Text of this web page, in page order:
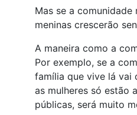
Mas se a
meninas crescerão
A maneira como a
Por exemplo, se a
família que vive lá vai
as mulheres só estão
públicas, será muito